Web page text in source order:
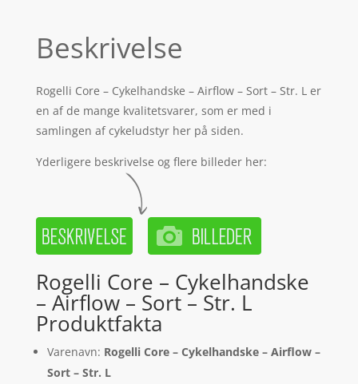
Beskrivelse
Rogelli Core – Cykelhandske – Airflow – Sort – Str. L er
en af de mange kvalitetsvarer, som er med i
samlingen af cykeludstyr her på siden.
Yderligere beskrivelse og flere billeder her:
Rogelli Core – Cykelhandske
– Airflow – Sort – Str. L
Produktfakta
Varenavn: Rogelli Core – Cykelhandske – Airflow –
Sort – Str. L